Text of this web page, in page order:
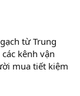
từ Trung
kênh vận
mua tiết kiệm